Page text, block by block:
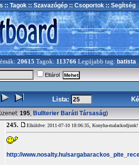
:: Tagok :: Szavazógép :: Csoportok :: Segítség
20615 Tagok: 113766 Legújabb tag: batista
Eltárol
Lista:
195, Bullterier Baráti Társaság)
245. Elküldve: 2011-07-10 18:06:35, Konyha-malackodjunk!
http://www.nosalty.hu/